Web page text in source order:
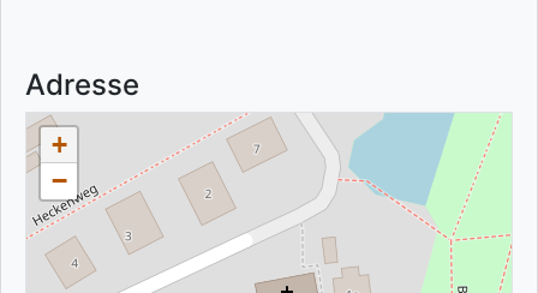
Adresse
+
−